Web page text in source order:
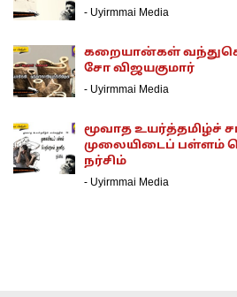
- Uyirmmai Media
கறையான்கள்
சோ விஜயகுமார்
- Uyirmmai Media
மூவாத உயர்த்தமிழ்ச்
முலையிடைப் பள்ளம்
நர்சிம்
- Uyirmmai Media